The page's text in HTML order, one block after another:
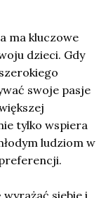
ma kluczowe
dzieci. Gdy
swoje pasje
tylko wspiera
ludziom w